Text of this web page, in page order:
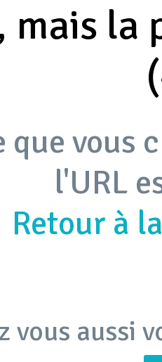
mais la
que vous
l'URL
Retour à
vous aussi